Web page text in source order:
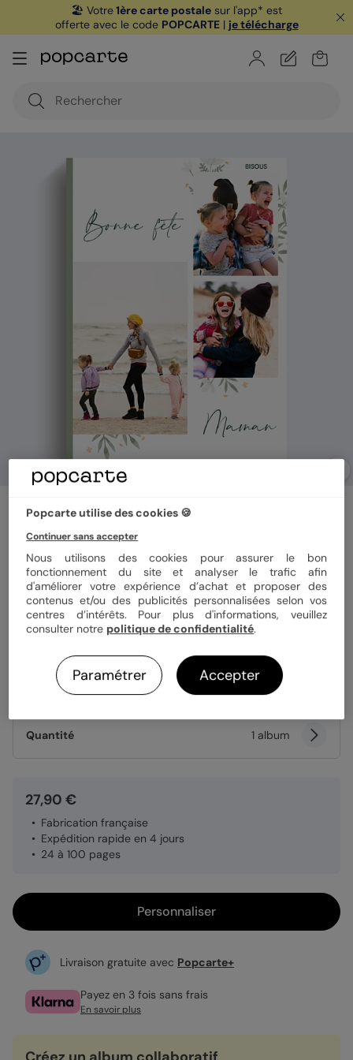
🏖️ Votre1ère carte postale sur l'app* est
offerte avec le code POPCARTE| je télécharge
Fleurs en Fête
Format Portrait 21x29 cm
Couverture Rigide Souple
Papier Papier Satiné brillant
Quantité 1 album
27,90 €
Fabrication française
Expédition rapide en 4 jours
24 à 100 pages
Personnaliser
Livraison gratuite avec Popcarte+
Payez en 3 fois sans frais
En savoir plus
Popcarte utilise des cookies 🍪
Continuer sans accepter
Nous utilisons des cookies pour assurer le bon
fonctionnement du site et analyser le trafic afin
d'améliorer votre expérience d’achat et proposer des
contenus et/ou des publicités personnalisées selon vos
centres d’intérêts. Pour plus d'informations, veuillez
consulter notre politique de confidentialité.
Paramétrer Accepter